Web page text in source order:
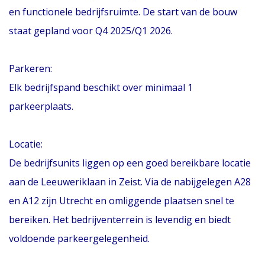
en functionele bedrijfsruimte. De start van de bouw
staat gepland voor Q4 2025/Q1 2026.
Parkeren:
Elk bedrijfspand beschikt over minimaal 1
parkeerplaats.
Locatie:
De bedrijfsunits liggen op een goed bereikbare locatie
aan de Leeuweriklaan in Zeist. Via de nabijgelegen A28
en A12 zijn Utrecht en omliggende plaatsen snel te
bereiken. Het bedrijventerrein is levendig en biedt
voldoende parkeergelegenheid.